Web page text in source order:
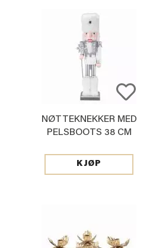
NØTTEKNEKKER MED
PELSBOOTS 38 CM
KJØP